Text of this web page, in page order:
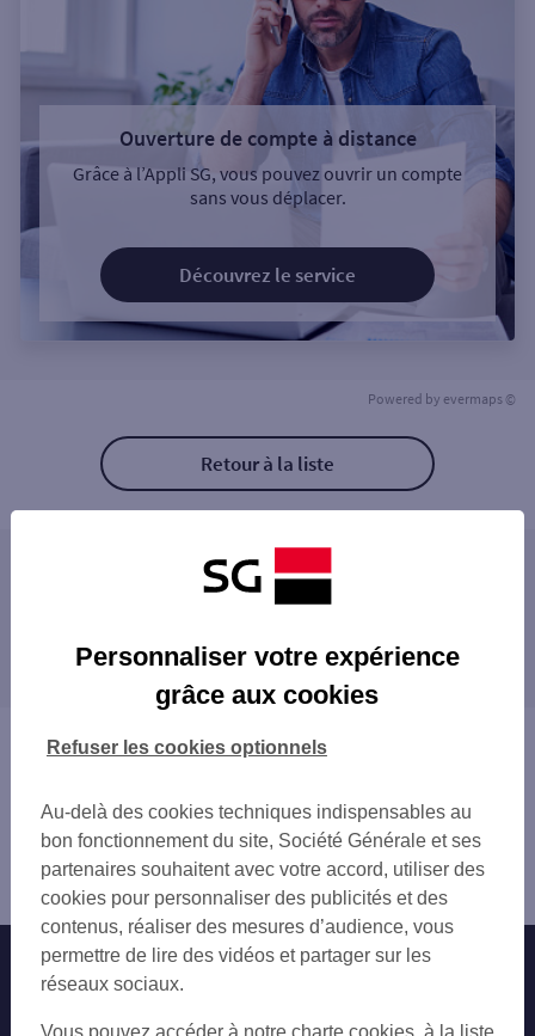
Ouverture de compte à distance
Grâce à l’Appli SG, vous pouvez ouvrir un compte
sans vous déplacer.
Découvrez le service
Powered by evermaps ©
Retour à la liste
Les distributeurs/automates à proximité
EVRY COURCOURONNES 14 PL DES TERRAS
EVRY MONTESPAN
SOISY SUR SEINE 13 RUE GALIGNANI
RIS ORANGIS
TOTAL VILLABE
LISSES CCAL DU LONG RAYAGE
TOTAL AIRE DE LISSES
CORBEIL ESSONNES 26 PL DU COMTE HAY
CORBEIL ESSONNES 4 RUE FERAY
BONDOUFLE
VILLABE
proximité
COURCOURONNES
CORBEIL-ESSONNES
MENNECY
MORSANG-SUR-ORGE
DRAVEIL
VIRY-CHÂTILLON
SAINTE-GENEVIÈVE-DES-BOIS
VIGNEUX-SUR-SEINE
JUVISY-SUR-ORGE
SAVIGNY-SUR-ORGE
Vous êtes ici : Accueil
Évry
Distributeur/automate EVRY
Nos engagements Nous contacter
Autres sites SG
Personnaliser votre expérience
grâce aux cookies
Au-delà des cookies techniques indispensables au
bon fonctionnement du site, Société Générale et ses
partenaires souhaitent avec votre accord, utiliser des
cookies pour personnaliser des publicités et des
contenus, réaliser des mesures d’audience, vous
permettre de lire des vidéos et partager sur les
réseaux sociaux.
Vous pouvez accéder à notre charte cookies, à la liste
Refuser les cookies optionnels